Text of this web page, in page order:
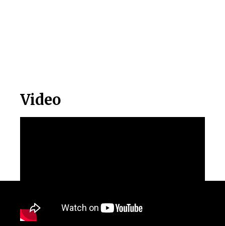
Video